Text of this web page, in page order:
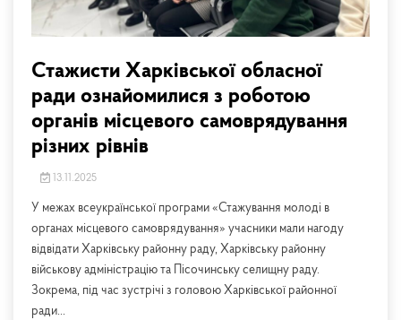
Стажисти Харківської обласної
ради ознайомилися з роботою
органів місцевого самоврядування
різних рівнів
13.11.2025
У межах всеукраїнської програми «Стажування молоді в
органах місцевого самоврядування» учасники мали нагоду
відвідати Харківську районну раду, Харківську районну
військову адміністрацію та Пісочинську селищну раду.
Зокрема, під час зустрічі з головою Харківської районної
ради...